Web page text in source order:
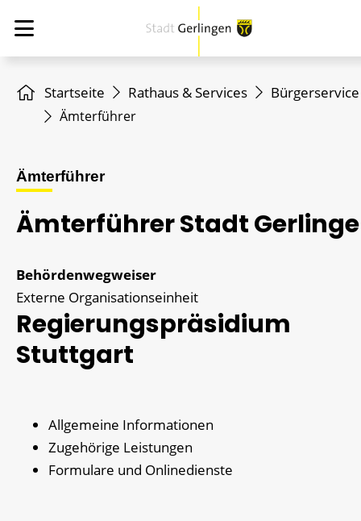
Startseite Rathaus & Services Bürgerservice
Ämterführer
Ämterführer
Ämterführer Stadt
Behördenwegweiser
Externe Organisationseinheit
Regierungspräsidium
Stuttgart
Allgemeine Informationen
Zugehörige Leistungen
Formulare und Onlinedienste